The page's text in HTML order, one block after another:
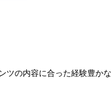
の内容に合った経験豊か